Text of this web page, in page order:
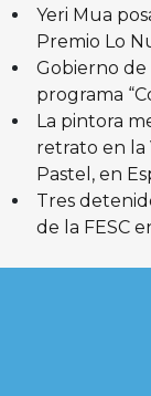
Yeri Mua
Premio Lo
Gobierno de
programa
La pintora
retrato en la
Pastel, en
Tres
de la FESC